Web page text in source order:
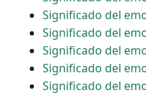
Significado del
Significado del
Significado del
Significado del
Significado del